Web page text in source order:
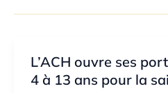
L’ACH ouvre ses
4 à 13 ans pour la